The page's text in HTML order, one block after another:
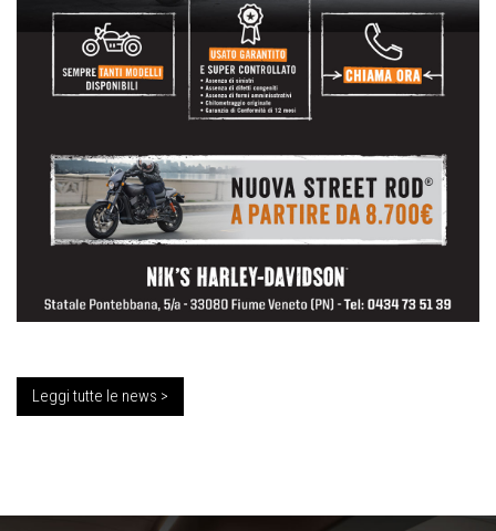
Leggi tutte le news >